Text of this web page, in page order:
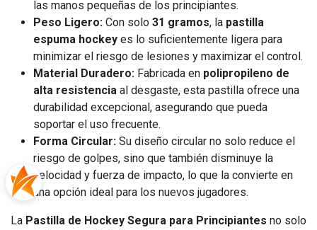
las manos pequeñas de los principiantes.
Peso Ligero: Con solo 31 gramos, la pastilla
espuma hockey es lo suficientemente ligera para
minimizar el riesgo de lesiones y maximizar el control.
Material Duradero: Fabricada en polipropileno de
alta resistencia al desgaste, esta pastilla ofrece una
durabilidad excepcional, asegurando que pueda
soportar el uso frecuente.
Forma Circular: Su diseño circular no solo reduce el
riesgo de golpes, sino que también disminuye la
velocidad y fuerza de impacto, lo que la convierte en
una opción ideal para los nuevos jugadores.
La Pastilla de Hockey Segura para Principiantes no solo